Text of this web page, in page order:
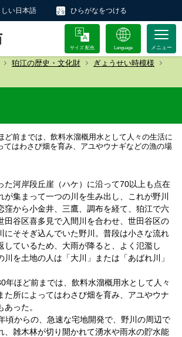
い日本語 ひらがなをつける
サイズ 配色 Language
狛江の歴史・文化財
ぎょうせい時模様
ど前までは、飲料水溜概用水として人々の生活に
てはわさび畑を育み、アユやウナギなどの漁の場
河岸段丘崖（ハケ）に沿って70以上も点在
が集まって一つの川を生み出し、これが野川
窪から小金井、三鷹、調布を経て、狛江で六
田谷区喜多見で入間川を合わせ、世田谷区の
にそそぎ込んでいた野川。普段は小さな流れ
しているため、大雨が降ると、よく氾濫し
川を土地の人は「大川」または「あばれ川」
ほど前までは、飲料水溜概用水として人々
た所によってはわさび畑を育み、アユやウナ
った。
頃からの、急速な宅地開発で、野川の周辺で
、雑木林が切り開かれて湧水や雨水の貯水能